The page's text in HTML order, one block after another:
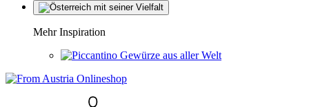
Mehr Inspiration
Gewürze aus aller Welt